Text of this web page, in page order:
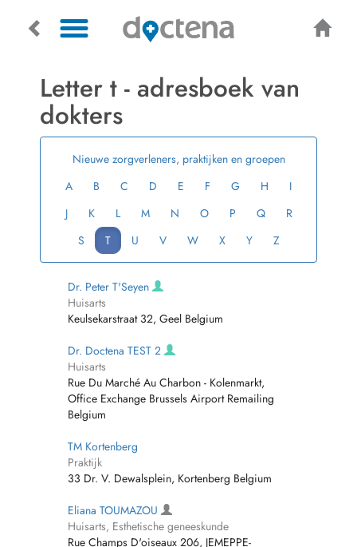
Letter t - adresboek van
dokters
Nieuwe zorgverleners, praktijken en groepen
A
B C D E F G H
I
J
K L M N O P Q
R
S
T U V W X Y Z
Dr. Peter T'Seyen
Huisarts
Keulsekarstraat 32, Geel Belgium
Dr. Doctena TEST 2
Huisarts
Rue Du Marché Au Charbon - Kolenmarkt,
Office Exchange Brussels Airport Remailing
Belgium
TM Kortenberg
Praktijk
33 Dr. V. Dewalsplein, Kortenberg Belgium
Eliana TOUMAZOU
Huisarts, Esthetische geneeskunde
Rue Champs D'oiseaux 206, JEMEPPE-